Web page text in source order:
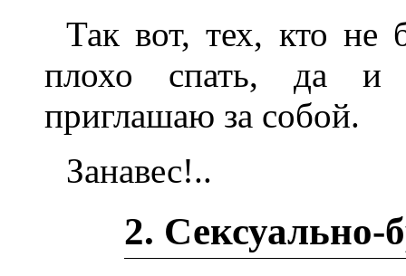
Так вот, тех, кто не
плохо спать, да и
приглашаю за собой.
Занавес!..
2.